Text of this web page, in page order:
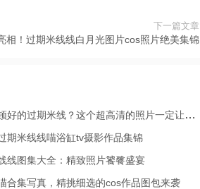
下一篇文章
相！过期米线线白月光图片cos照片绝美集锦
的过期米线？这个超高清的照片一定让你大呼过瘾
期米线线喵浴缸tv摄影作品集锦
线图集大全：精致照片饕餮盛宴
合集写真，精挑细选的cos作品图包来袭